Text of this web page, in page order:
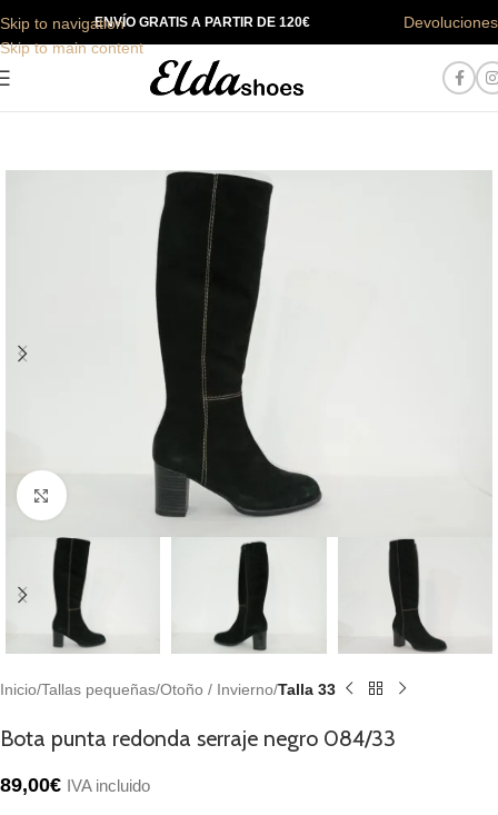
Skip to navigation
Skip to main content
ENVÍO GRATIS A PARTIR DE 120€ Devoluciones
Haga Click para agrandar
Inicio Tallas pequeñas Otoño / Invierno Talla 33
Bota punta redonda serraje negro 084/33
89,00€ IVA incluido